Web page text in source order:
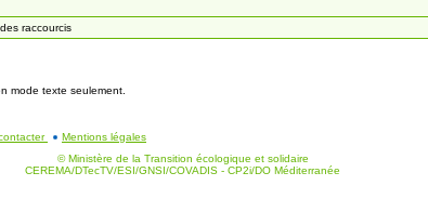
raccourcis
mode texte seulement.
Mentions légales
© Ministère de la Transition écologique et solidaire
CEREMA/DTecTV/ESI/GNSI/COVADIS - CP2i/DO Méditerranée